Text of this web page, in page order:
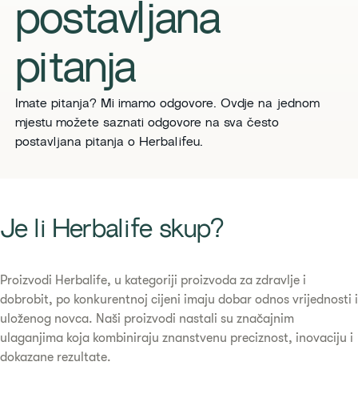
postavljana
pitanja
Imate pitanja? Mi imamo odgovore. Ovdje na jednom
mjestu možete saznati odgovore na sva često
postavljana pitanja o Herbalifeu.
​​Je li Herbalife skup?​
Proizvodi Herbalife, u kategoriji proizvoda za zdravlje i
dobrobit, po konkurentnoj cijeni imaju dobar odnos vrijednosti i
uloženog novca. Naši proizvodi nastali su značajnim
ulaganjima koja kombiniraju znanstvenu preciznost, inovaciju i
dokazane rezultate.